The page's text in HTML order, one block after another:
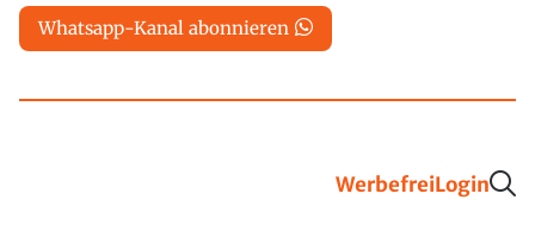
Whatsapp-Kanal abonnieren
WerbefreiLogin